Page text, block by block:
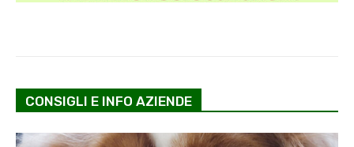
CONSIGLI E INFO AZIENDE